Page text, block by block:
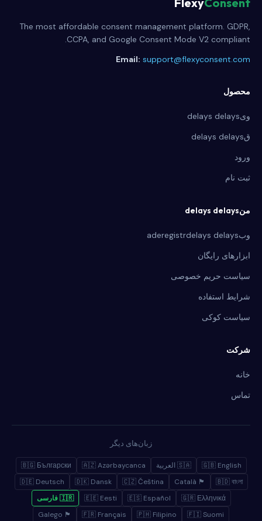
The most affordable consent management platform. GDPR,
CCPA, and Google Consent Mode V2 compliant.
Email: support@flexyconsent.com
محصول
ویdelays delays
قdelays delays
ورود
ثبت نام
منdelays delays
وبaderegistrdelays delays
ابزارهای رایگان
سیاست حریم خصوصی
شرایط استفاده
سیاست کوکی
شرکت
خانه
تماس
زبان‌های دیگر
🇬🇧 English 🇸🇦 العربية 🇦🇿 Azərbaycanca
🇧🇬 Български
🇧🇩 বাংলা
🏴 Català
🇨🇿 Čeština
🇩🇰 Dansk
🇩🇪 Deutsch
🇬🇷 Ελληνικά
🇪🇸 Español
🇪🇪 Eesti
🇮🇷 فارسی
🇫🇮 Suomi
🇵🇭 Filipino
🇫🇷 Français
🏴 Galego